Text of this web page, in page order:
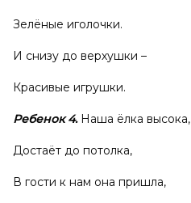
Зелёные иголочки.
И снизу до верхушки –
Красивые игрушки.
Ребенок 4.Наша ёлка высока,
Достаёт до потолка,
В гости к нам она пришла,